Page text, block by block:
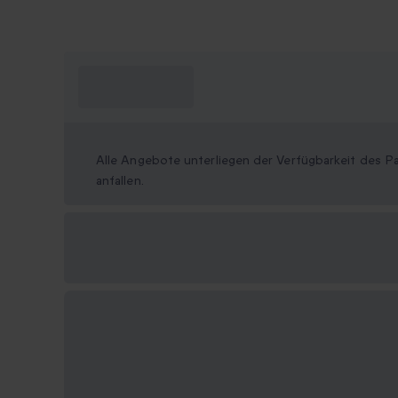
Alle Angebote unterliegen der Verfügbarkeit des
anfallen.